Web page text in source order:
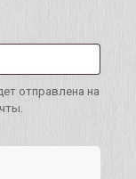
отправлена ​​на